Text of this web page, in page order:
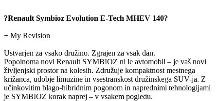
?Renault Symbioz Evolution E-Tech MHEV 140?
+ My Revision
Ustvarjen za vsako družino. Zgrajen za vsak dan.
Popolnoma novi Renault SYMBIOZ ni le avtomobil – je vaš novi
življenjski prostor na kolesih. Združuje kompaktnost mestnega
križanca, udobje limuzine in vsestranskost družinskega SUV-ja. Z
učinkovitim blago-hibridnim pogonom in naprednimi tehnologijami
je SYMBIOZ korak naprej – v vsakem pogledu.